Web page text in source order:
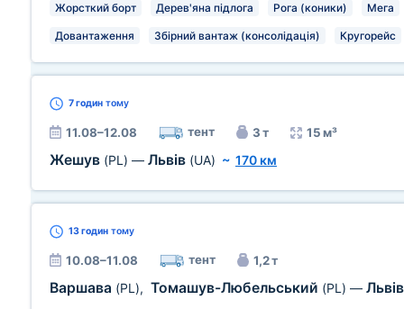
Жорсткий борт Дерев'яна підлога Рога (коники) Мега
Довантаження Збірний вантаж (консолідація) Кругорейс
7 годин тому
11.08–12.08 тент 3 т 15 м³
Жешув (PL) — Львів (UA) ~ 170 км
13 годин тому
10.08–11.08 тент 1,2 т
Варшава (PL), Томашув-Любельський (PL) —